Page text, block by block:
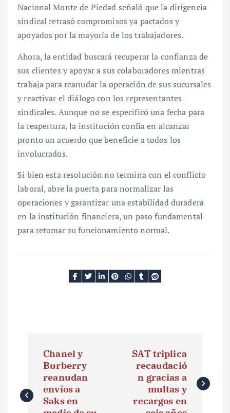
Nacional Monte de Piedad señaló que la dirigencia
sindical retrasó compromisos ya pactados y
apoyados por la mayoría de los trabajadores.
Ahora, la entidad buscará recuperar la confianza de
sus clientes y apoyar a sus colaboradores mientras
trabaja para reanudar la operación de sus sucursales
y reactivar el diálogo con los representantes
sindicales. Aunque no se especificó una fecha para
la reapertura, la institución confía en alcanzar
pronto un acuerdo que beneficie a todos los
involucrados.
Si bien esta resolución no termina con el conflicto
laboral, abre la puerta para normalizar las
operaciones y garantizar una estabilidad duradera
en la institución financiera, un paso fundamental
para retomar su funcionamiento normal.
v
e
Chanel y
Burberry
reanudan
envíos a
Saks en
SAT triplica
recaudació
n gracias a
multas y
recargos en